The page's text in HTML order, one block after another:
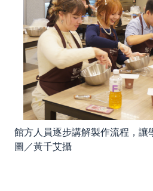
館方人員逐步講解製作流程，
圖／黃千艾攝